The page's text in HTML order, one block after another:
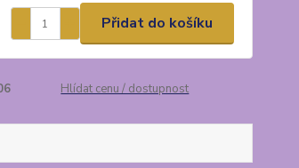
Přidat do košíku
Hlídat cenu / dostupnost